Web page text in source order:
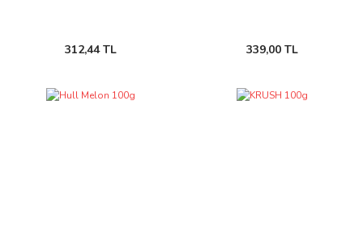
312,44 TL 339,00 TL